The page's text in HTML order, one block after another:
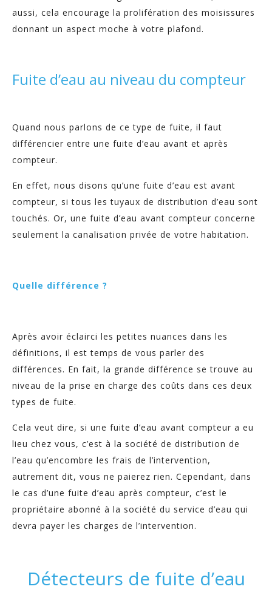
aussi, cela encourage la prolifération des moisissures
donnant un aspect moche à votre plafond.
Fuite d’eau au niveau du compteur
Quand nous parlons de ce type de fuite, il faut
différencier entre une fuite d’eau avant et après
compteur.
En effet, nous disons qu’une fuite d’eau est avant
compteur, si tous les tuyaux de distribution d’eau sont
touchés. Or, une fuite d’eau avant compteur concerne
seulement la canalisation privée de votre habitation.
Quelle différence ?
Après avoir éclairci les petites nuances dans les
définitions, il est temps de vous parler des
différences. En fait, la grande différence se trouve au
niveau de la prise en charge des coûts dans ces deux
types de fuite.
Cela veut dire, si une fuite d’eau avant compteur a eu
lieu chez vous, c’est à la société de distribution de
l’eau qu’encombre les frais de l’intervention,
autrement dit, vous ne paierez rien. Cependant, dans
le cas d’une fuite d’eau après compteur, c’est le
propriétaire abonné à la société du service d’eau qui
devra payer les charges de l’intervention.
Détecteurs de fuite d’eau